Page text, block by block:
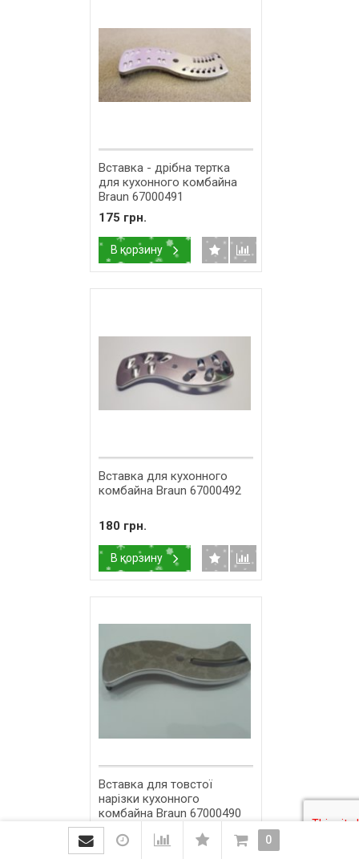
Вставка - дрібна тертка
для кухонного комбайна
Braun 67000491
175 грн.
В корзину
Вставка для кухонного
комбайна Braun 67000492
180 грн.
В корзину
Вставка для товстої
нарізки кухонного
комбайна Braun 67000490
209 грн.
0